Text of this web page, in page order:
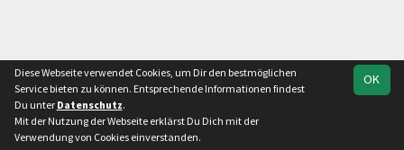
OK
Diese Webseite verwendet Cookies, um Dir den bestmöglichen
Service bieten zu können. Entsprechende Informationen findest
Du unter Datenschutz.
Mit der Nutzung der Webseite erklärst Du Dich mit der
Verwendung von Cookies einverstanden.